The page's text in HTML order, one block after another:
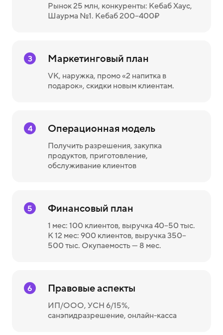
Рынок 25 млн, конкуренты: Кебаб Хаус,
Шаурма №1. Кебаб 200–400₽
3 Маркетинговый план
VK, наружка, промо «2 напитка в
подарок», скидки новым клиентам.
4 Операционная модель
Получить разрешения, закупка
продуктов, приготовление,
обслуживание клиентов
5 Финансовый план
1 мес: 100 клиентов, выручка 40–50 тыс.
К 12 мес: 900 клиентов, выручка 350–
500 тыс. Окупаемость — 8 мес.
6 Правовые аспекты
ИП/ООО, УСН 6/15%,
санэпидразрешение, онлайн-касса